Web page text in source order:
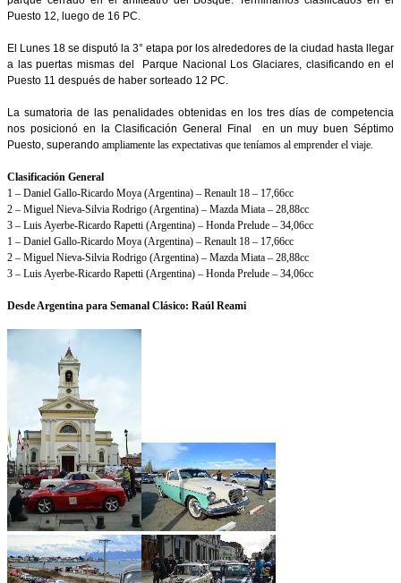
Puesto 12, luego de 16 PC.
El Lunes 18 se disputó la 3° etapa por los alrededores de la ciudad hasta llegar
a las puertas mismas del Parque Nacional Los Glaciares, clasificando en el
Puesto 11 después de haber sorteado 12 PC.
La sumatoria de las penalidades obtenidas en los tres días de competencia
nos posicionó en la Clasificación General Final en un muy buen Séptimo
Puesto, superando ampliamente las expectativas que teníamos al emprender el viaje.
Clasificación General
1 – Daniel Gallo-Ricardo Moya (Argentina) – Renault 18 – 17,66cc
2 – Miguel Nieva-Silvia Rodrigo (Argentina) – Mazda Miata – 28,88cc
3 – Luis Ayerbe-Ricardo Rapetti (Argentina) – Honda Prelude – 34,06cc
1 – Daniel Gallo-Ricardo Moya (Argentina) – Renault 18 – 17,66cc
2 – Miguel Nieva-Silvia Rodrigo (Argentina) – Mazda Miata – 28,88cc
3 – Luis Ayerbe-Ricardo Rapetti (Argentina) – Honda Prelude – 34,06cc
Desde Argentina para Semanal Clásico: Raúl Reami